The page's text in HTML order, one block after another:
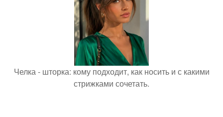
Челка - шторка: кому подходит, как носить и с какими
стрижками сочетать.